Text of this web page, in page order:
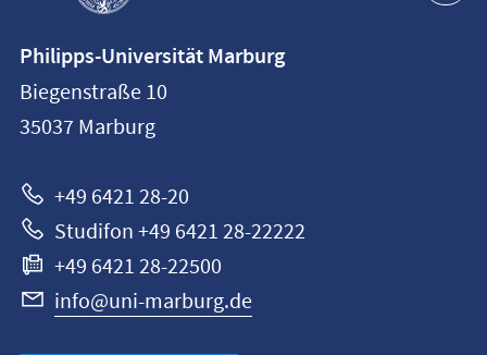
Philipps-
Universität
Marburg
Philipps-Universität Marburg
Biegenstraße 10
35037 Marburg
+49 6421 28-20
Studifon +49 6421 28-22222
+49 6421 28-22500
info@uni-marburg.de